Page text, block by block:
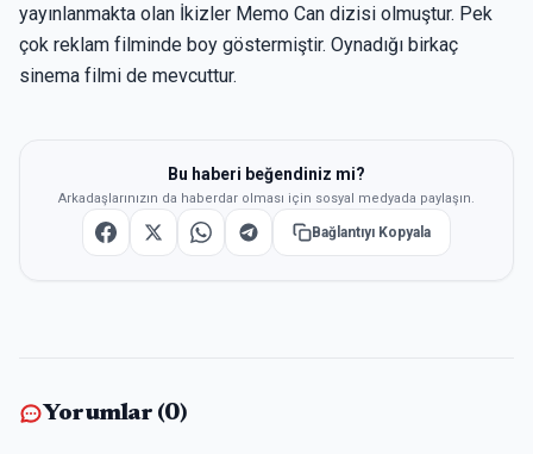
yayınlanmakta olan İkizler Memo Can dizisi olmuştur. Pek
çok reklam filminde boy göstermiştir. Oynadığı birkaç
sinema filmi de mevcuttur.
Bu haberi beğendiniz mi?
Arkadaşlarınızın da haberdar olması için sosyal medyada paylaşın.
Bağlantıyı Kopyala
Yorumlar (0)